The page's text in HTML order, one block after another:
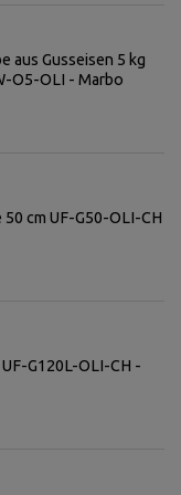
aus Gusseisen 5 kg
O5-OLI - Marbo
cm UF-G50-OLI-CH
G120L-OLI-CH -